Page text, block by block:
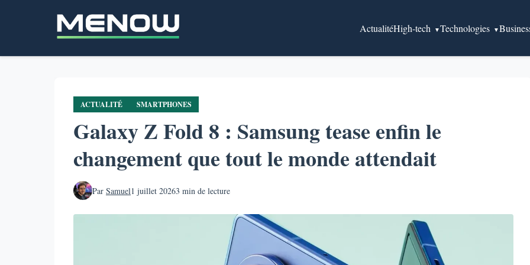
ActualitéHigh-tech Technologies
ACTUALITÉ SMARTPHONES
Galaxy Z Fold 8 : Samsung tease enfin le
changement que tout le monde attendait
Par Samuel1 juillet 20263 min de lecture